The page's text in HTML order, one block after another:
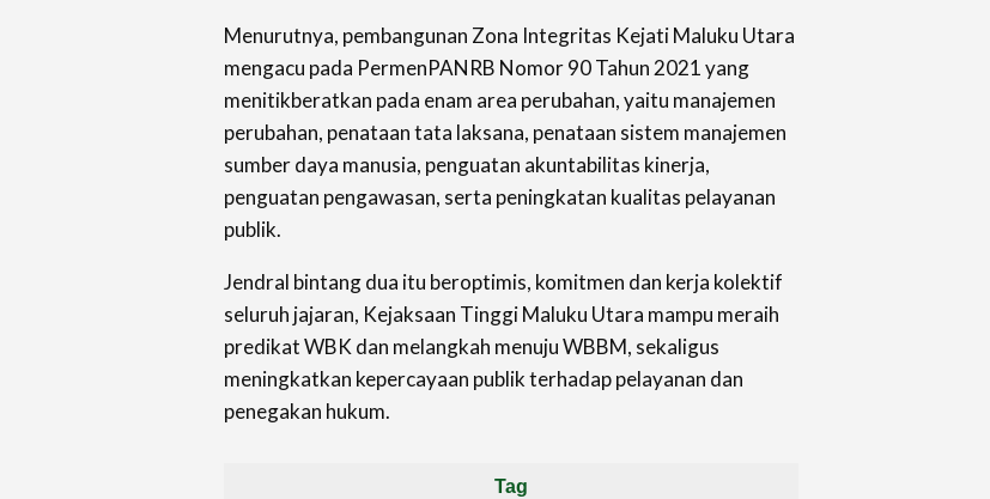
Menurutnya, pembangunan Zona Integritas Kejati Maluku Utara
mengacu pada PermenPANRB Nomor 90 Tahun 2021 yang
menitikberatkan pada enam area perubahan, yaitu manajemen
perubahan, penataan tata laksana, penataan sistem manajemen
sumber daya manusia, penguatan akuntabilitas kinerja,
penguatan pengawasan, serta peningkatan kualitas pelayanan
publik.
‎Jendral bintang dua itu beroptimis, komitmen dan kerja kolektif
seluruh jajaran, Kejaksaan Tinggi Maluku Utara mampu meraih
predikat WBK dan melangkah menuju WBBM, sekaligus
meningkatkan kepercayaan publik terhadap pelayanan dan
penegakan hukum.
Tag